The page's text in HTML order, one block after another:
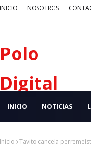
INICIO NOSOTROS
Polo
Digital
INICIO NOTICIAS
Inicio Tavito cancela